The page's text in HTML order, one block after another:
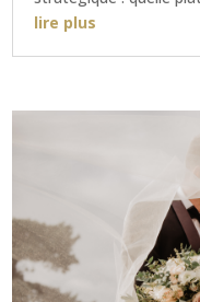
lire plus